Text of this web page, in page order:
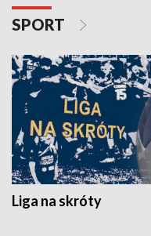
SPORT
Liga na skróty